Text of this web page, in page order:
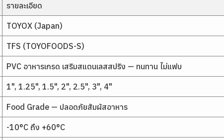
รายละเอียด
TOYOX (Japan)
TFS (TOYOFOODS-S)
PVC อาหารเกรด เสริมสแตนเลสสปริง — ทนทาน ไม่แฟบ
1", 1.25", 1.5", 2", 2.5", 3", 4"
Food Grade — ปลอดภัยสัมผัสอาหาร
-10°C ถึง +60°C